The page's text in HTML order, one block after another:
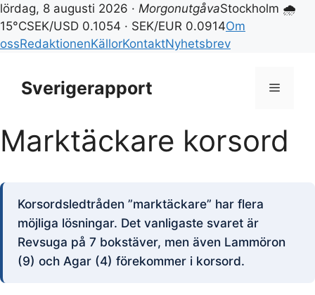
lördag, 8 augusti 2026 · MorgonutgåvaStockholm 🌧
15°CSEK/USD 0.1054 · SEK/EUR 0.0914Om
ossRedaktionenKällorKontaktNyhetsbrev
innehållSverigerapport Meny
Marktäckare korsord
Korsordsledtråden ”marktäckare” har flera
möjliga lösningar. Det vanligaste svaret är
Revsuga på 7 bokstäver, men även Lammöron
(9) och Agar (4) förekommer i korsord.